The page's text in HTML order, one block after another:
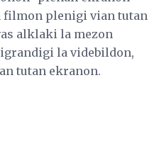
plenigi vian tutan
alklaki la mezon
la videbildon,
tutan ekranon.